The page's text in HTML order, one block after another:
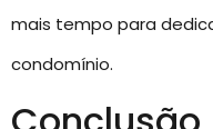
mais tempo para
condomínio.